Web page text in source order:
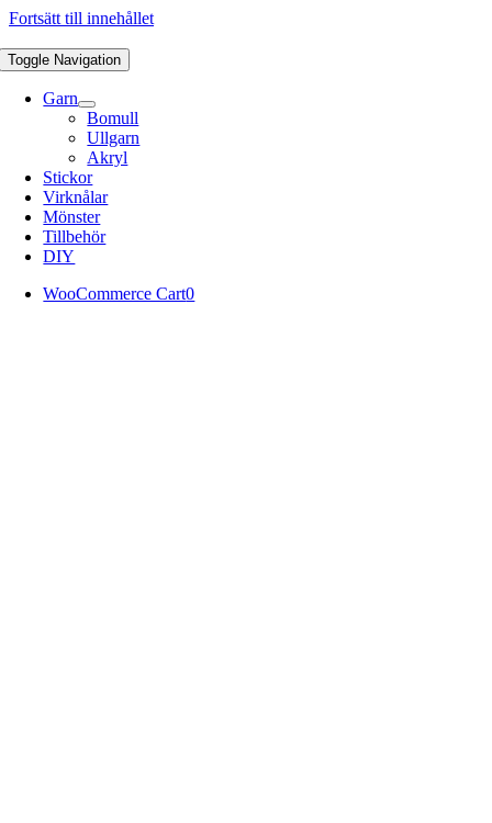
Fortsätt till innehållet
Toggle Navigation
Garn
Bomull
Ullgarn
Akryl
Stickor
Virknålar
Mönster
Tillbehör
DIY
WooCommerce Cart0